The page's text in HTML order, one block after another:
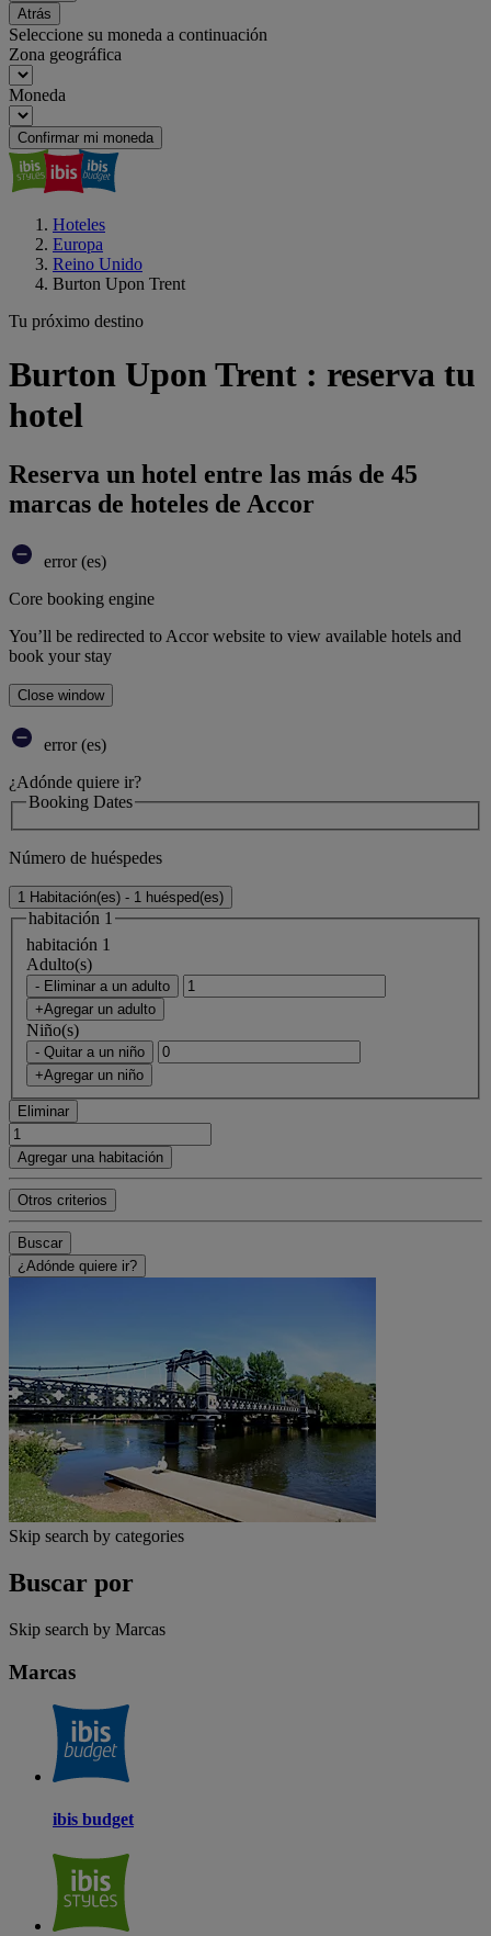
Atrás
Seleccione su moneda a continuación
Zona geográfica
Moneda
Confirmar mi moneda
Hoteles
Europa
Reino Unido
Burton Upon Trent
Tu próximo destino
Burton Upon Trent : reserva tu
hotel
Reserva un hotel entre las más de 45
marcas de hoteles de Accor
error (es)
Core booking engine
You’ll be redirected to Accor website to view available hotels and
book your stay
Close window
error (es)
¿Adónde quiere ir?
Booking Dates
Número de huéspedes
1 Habitación(es) - 1 huésped(es)
habitación 1
habitación 1
Adulto(s)
- Eliminar a un adulto
+Agregar un adulto
Niño(s)
- Quitar a un niño
+Agregar un niño
Eliminar
Agregar una habitación
Otros criterios
Buscar
¿Adónde quiere ir?
Skip search by categories
Buscar por
Skip search by Marcas
Marcas
ibis budget